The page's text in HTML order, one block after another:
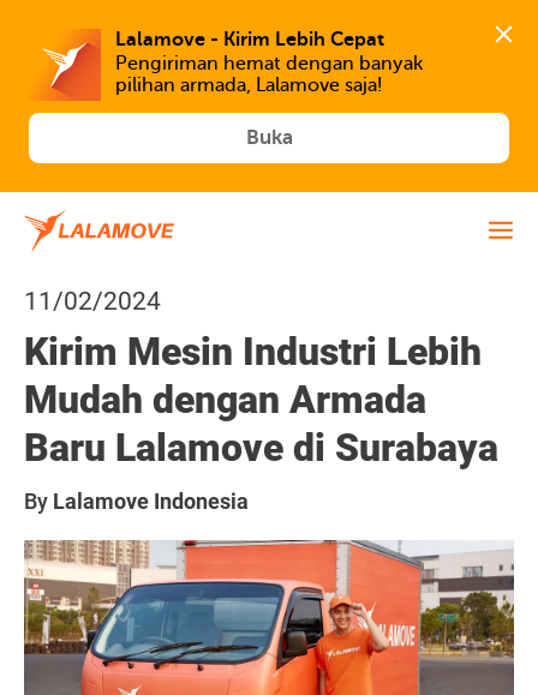
Lalamove - Kirim Lebih Cepat
Pengiriman hemat dengan banyak
Buka
11/02/2024
Kirim Mesin Industri Lebih
Mudah dengan Armada
Baru Lalamove di Surabaya
By Lalamove Indonesia